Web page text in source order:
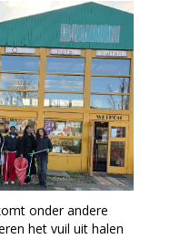
onder andere
het vuil uit halen